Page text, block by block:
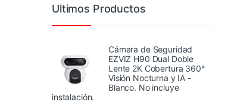
Ultimos Productos
Cámara de Seguridad
EZVIZ H90 Dual Doble
Lente 2K Cobertura 360°
Visión Nocturna y IA -
Blanco. No incluye
instalación.